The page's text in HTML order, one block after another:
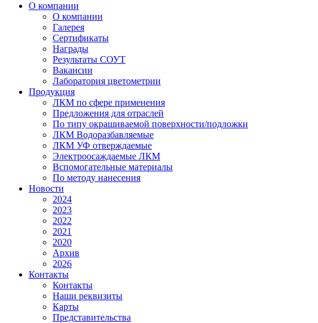
О компании
О компании
Галерея
Сертификаты
Награды
Результаты СОУТ
Вакансии
Лаборатория цветометрии
Продукция
ЛКМ по сфере применения
Предложения для отраслей
По типу окрашиваемой поверхности/подложки
ЛКМ Водоразбавляемые
ЛКМ УФ отверждаемые
Электроосаждаемые ЛКМ
Вспомогательные материалы
По методу нанесения
Новости
2024
2023
2022
2021
2020
Архив
2026
Контакты
Контакты
Наши реквизиты
Карты
Представительства